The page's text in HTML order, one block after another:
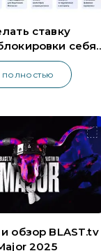
ставку
себя
полностью
обзор BLAST.tv
2025